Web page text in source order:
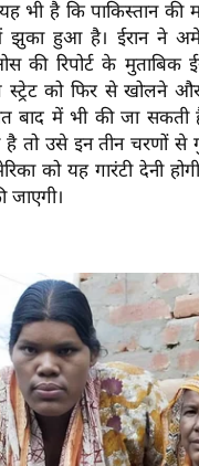
भी है कि पाकिस्तान की
झुका हुआ है। ईरान ने
की रिपोर्ट के मुताबिक
स्ट्रेट को फिर से खोलने
बाद में भी की जा सकती
है तो उसे इन तीन चरणों से
को यह गारंटी देनी
जाएगी।